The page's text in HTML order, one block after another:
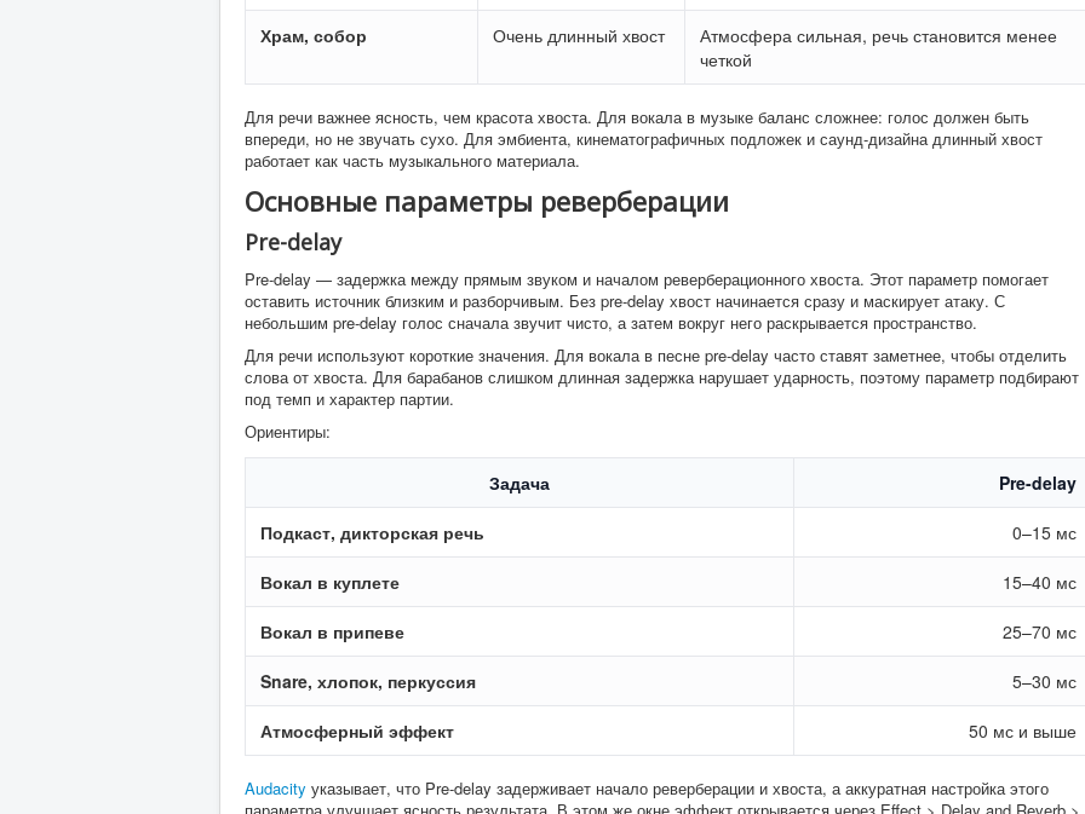
Храм, собор Очень длинный хвост
Атмосфера сильная, речь становится менее
четкой
Для речи важнее ясность, чем красота хвоста. Для вокала в музыке баланс сложнее: голос должен быть
впереди, но не звучать сухо. Для эмбиента, кинематографичных подложек и саунд-дизайна длинный хвост
работает как часть музыкального материала.
Основные параметры реверберации
Pre-delay
Pre-delay — задержка между прямым звуком и началом реверберационного хвоста. Этот параметр помогает
оставить источник близким и разборчивым. Без pre-delay хвост начинается сразу и маскирует атаку. С
небольшим pre-delay голос сначала звучит чисто, а затем вокруг него раскрывается пространство.
Для речи используют короткие значения. Для вокала в песне pre-delay часто ставят заметнее, чтобы отделить
слова от хвоста. Для барабанов слишком длинная задержка нарушает ударность, поэтому параметр подбирают
под темп и характер партии.
Ориентиры:
Задача Pre-delay
Подкаст, дикторская речь 0–15 мс
Вокал в куплете 15–40 мс
Вокал в припеве 25–70 мс
Snare, хлопок, перкуссия 5–30 мс
Атмосферный эффект 50 мс и выше
Audacity указывает, что Pre-delay задерживает начало реверберации и хвоста, а аккуратная настройка этого